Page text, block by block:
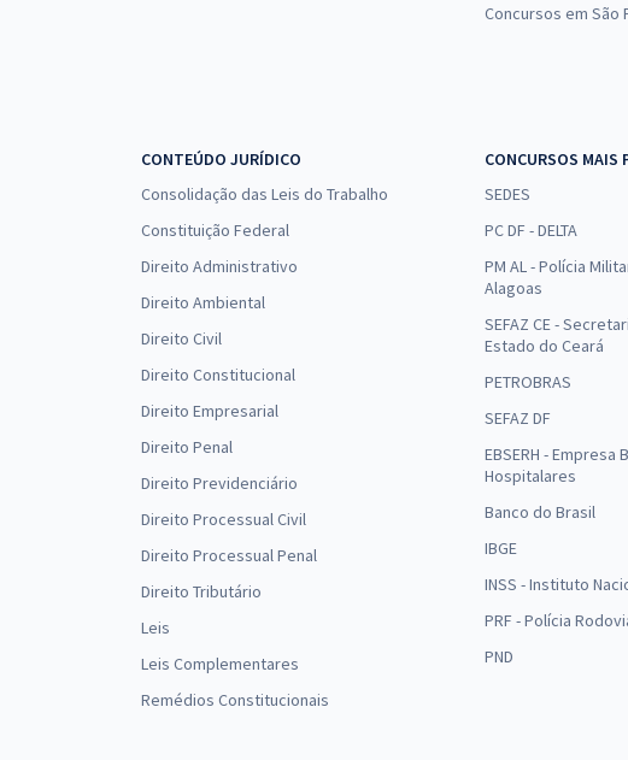
Concursos em São
CONTEÚDO JURÍDICO
Consolidação das Leis do Trabalho
Constituição Federal
Direito Administrativo
Direito Ambiental
Direito Civil
Direito Constitucional
Direito Empresarial
Direito Penal
Direito Previdenciário
Direito Processual Civil
Direito Processual Penal
Direito Tributário
Leis
Leis Complementares
Remédios Constitucionais
CONCURSOS MAIS
SEDES
PC DF - DELTA
PM AL - Polícia
Alagoas
SEFAZ CE -
Estado do Ceará
PETROBRAS
SEFAZ DF
EBSERH -
Hospitalares
Banco do Brasil
IBGE
INSS - Instituto
PRF - Polícia
PND